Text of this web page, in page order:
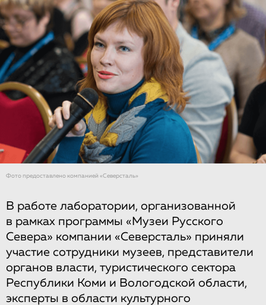
Фото предоставлено компанией «Северсталь»
В работе лаборатории, организованной
в рамках программы «Музеи Русского
Севера» компании «Северсталь» приняли
участие сотрудники музеев, представители
органов власти, туристического сектора
Республики Коми и Вологодской области,
эксперты в области культурного